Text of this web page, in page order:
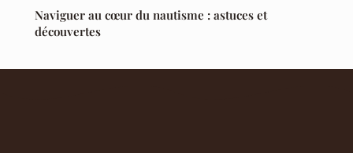
Naviguer au cœur du nautisme : astuces et
découvertes